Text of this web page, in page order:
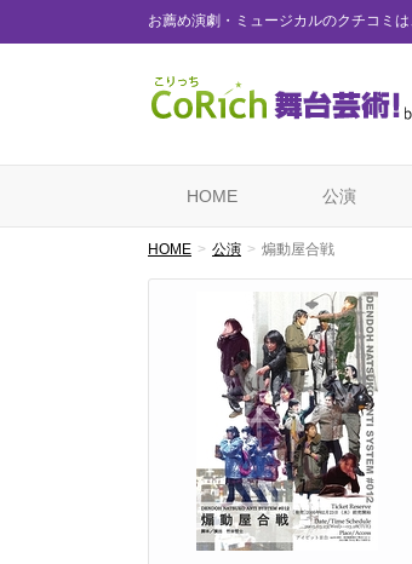
お薦め演劇・ミュージカルのクチコミ
HOME 公演
HOME 公演 煽動屋合戦